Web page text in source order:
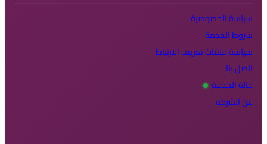
سياسة الخصوصية
شروط الخدمة
سياسة ملفات تعريف الارتباط
اتصل بنا
حالة الخدمة
عن الشركه